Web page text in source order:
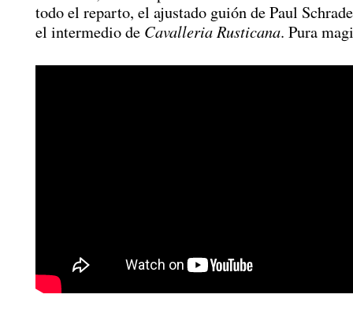
todo el reparto, el ajustado guión de Paul
el intermedio de Cavalleria Rusticana. Pura